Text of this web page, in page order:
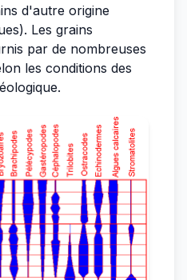
d'autre origine
Les grains
par de nombreuses
les conditions des